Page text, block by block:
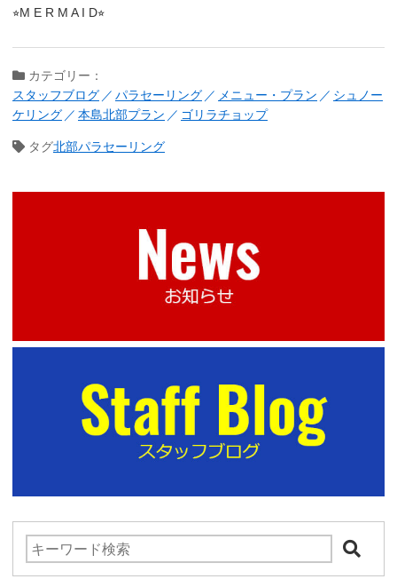
⭐︎M E R M A I D⭐︎
カテゴリー：
スタッフブログ
パラセーリング メニュー・プラン
シュノー
ケリング
本島北部プラン ゴリラチョップ
タグ北部パラセーリング